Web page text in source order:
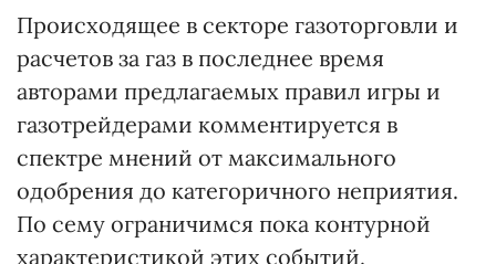
Происходящее в секторе газоторговли и
расчетов за газ в последнее время
авторами предлагаемых правил игры и
газотрейдерами комментируется в
спектре мнений от максимального
одобрения до категоричного неприятия.
По сему ограничимся пока контурной
характеристикой этих событий.